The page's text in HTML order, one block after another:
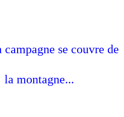
se couvre de
la montagne...